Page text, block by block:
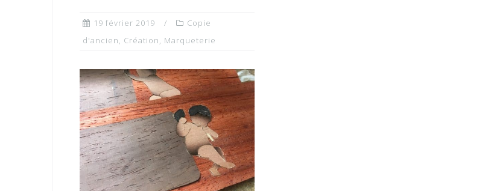
19 février 2019
Copie
d'ancien, Création, Marqueterie